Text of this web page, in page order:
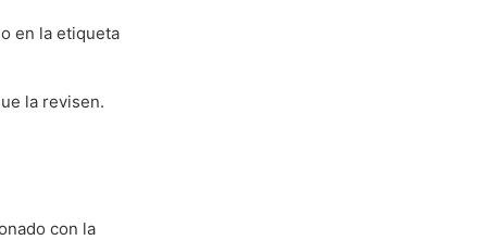
en la etiqueta
la revisen.
con la